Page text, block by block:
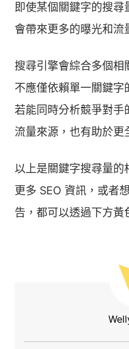
即使某個關鍵字的搜
會帶來更多的曝光和流
搜尋引擎會綜合多個相
不應僅依賴單一關鍵字
若能同時分析競爭對手
流量來源，也有助於更
以上是關鍵字搜尋量的
更多 SEO 資訊，或者
告，都可以透過下方黃